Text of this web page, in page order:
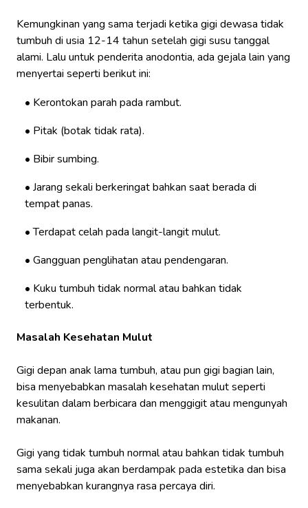
Kemungkinan yang sama terjadi ketika gigi dewasa tidak
tumbuh di usia 12-14 tahun setelah gigi susu tanggal
alami. Lalu untuk penderita anodontia, ada gejala lain yang
menyertai seperti berikut ini:
Kerontokan parah pada rambut.
Pitak (botak tidak rata).
Bibir sumbing.
Jarang sekali berkeringat bahkan saat berada di
tempat panas.
Terdapat celah pada langit-langit mulut.
Gangguan penglihatan atau pendengaran.
Kuku tumbuh tidak normal atau bahkan tidak
terbentuk.
Masalah Kesehatan Mulut
Gigi depan anak lama tumbuh, atau pun gigi bagian lain,
bisa menyebabkan masalah kesehatan mulut seperti
kesulitan dalam berbicara dan menggigit atau mengunyah
makanan.
Gigi yang tidak tumbuh normal atau bahkan tidak tumbuh
sama sekali juga akan berdampak pada estetika dan bisa
menyebabkan kurangnya rasa percaya diri.